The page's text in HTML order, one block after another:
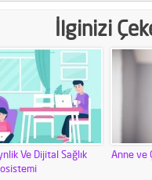
İlginizi
Ve Dijital Sağlık
Anne ve